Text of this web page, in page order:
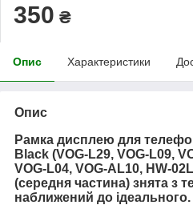
350 ₴
Опис Характеристики
Опис
Рамка дисплею для
Black (VOG-L29, VOG-L09,
VOG-L04, VOG-AL10, HW-
(середня частина) знята з
наближений до